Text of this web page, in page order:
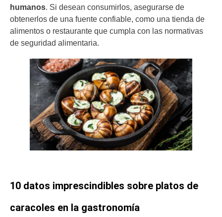
humanos. Si desean consumirlos, asegurarse de
obtenerlos de una fuente confiable, como una tienda de
alimentos o restaurante que cumpla con las normativas
de seguridad alimentaria.
10 datos imprescindibles sobre platos de
caracoles en la gastronomía